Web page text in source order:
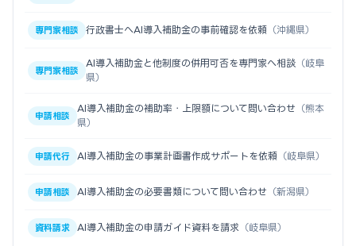
専門家相談 行政書士へAI導入補助金の事前確認を依頼 （沖縄県）
専門家相談
AI導入補助金と他制度の併用可否を専門家へ相談 （岐阜
県）
申請相談
AI導入補助金の補助率・上限額について問い合わせ （熊本
県）
申請代行 AI導入補助金の事業計画書作成サポートを依頼 （岐阜県）
申請相談 AI導入補助金の必要書類について問い合わせ （新潟県）
資料請求 AI導入補助金の申請ガイド資料を請求 （岐阜県）